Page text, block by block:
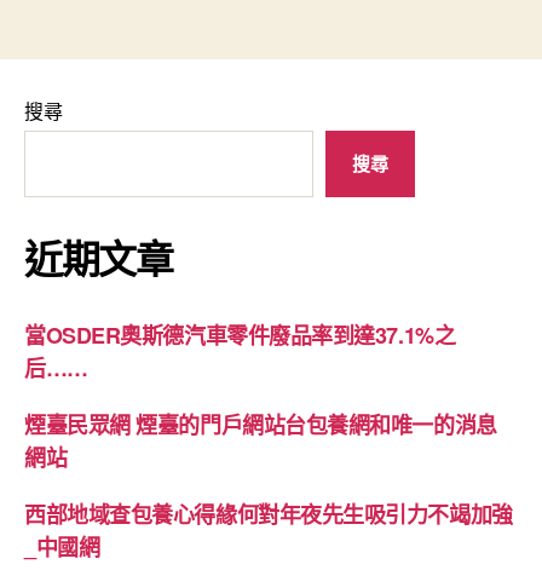
搜尋
搜尋
近期文章
當OSDER奧斯德汽車零件廢品率到達37.1%之
后……
煙臺民眾網 煙臺的門戶網站台包養網和唯一的消息
網站
西部地域查包養心得緣何對年夜先生吸引力不竭加強
_中國網